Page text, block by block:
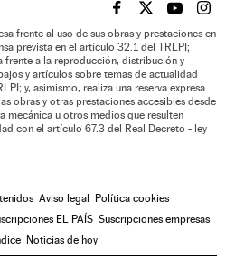
EL PAÍS BRASIL EN
EL PAÍSEL PAÍS
EL
frente al uso de sus obras y prestaciones en
prevista en el artículo 32.1 del TRLPI;
frente a la reproducción, distribución y
y artículos sobre temas de actualidad
y, asimismo, realiza una reserva expresa
obras y otras prestaciones accesibles desde
mecánica u otros medios que resulten
con el artículo 67.3 del Real Decreto - ley
Aviso legal
Política cookies
EL PAÍS Suscripciones empresas
Noticias de hoy